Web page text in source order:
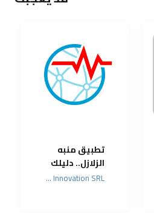
تطبيق منبه
الزلازل.. دليلك
الشامل
Futura Innovation SRL